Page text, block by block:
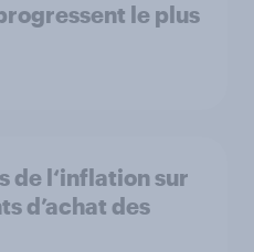
le plus
de l‘inflation sur
d’achat des